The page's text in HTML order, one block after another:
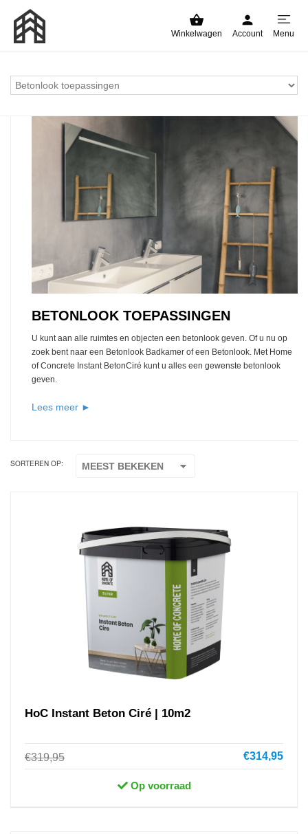
Winkelwagen Account Menu
BETONLOOK TOEPASSINGEN
U kunt aan alle ruimtes en objecten een betonlook geven. Of u nu op
zoek bent naar een Betonlook Badkamer of een Betonlook. Met Home
of Concrete Instant BetonCiré kunt u alles een gewenste betonlook
geven.
Lees meer ►
SORTEREN OP:
HoC Instant Beton Ciré | 10m2
€319,95 €314,95
Op voorraad